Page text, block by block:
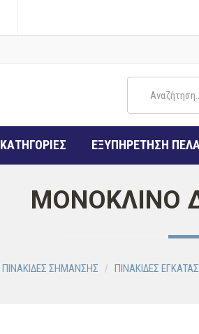
ΚΑΤΗΓΟΡΙΕΣ ΕΞΥΠΗΡΕΤΗΣΗ
ΜΟΝΟΚΛΙΝΟ
ΠΙΝΑΚΙΔΕΣ ΣΗΜΑΝΣΗΣ ΠΙΝΑΚΙΔΕΣ